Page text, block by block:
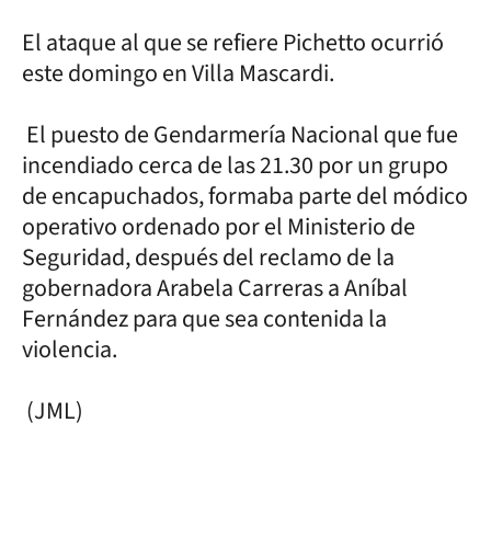
El ataque al que se refiere Pichetto ocurrió
este domingo en Villa Mascardi.
El puesto de Gendarmería Nacional que fue
incendiado cerca de las 21.30 por un grupo
de encapuchados, formaba parte del módico
operativo ordenado por el Ministerio de
Seguridad, después del reclamo de la
gobernadora Arabela Carreras a Aníbal
Fernández para que sea contenida la
violencia.
(JML)